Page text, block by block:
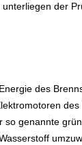
der
des
des
genannte